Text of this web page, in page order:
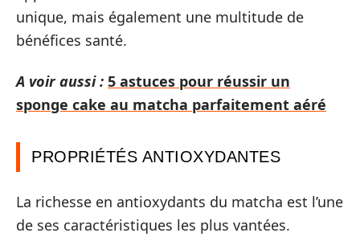
unique, mais également une multitude de
bénéfices santé.
A voir aussi : 5 astuces pour réussir un
sponge cake au matcha parfaitement aéré
PROPRIÉTÉS ANTIOXYDANTES
La richesse en antioxydants du matcha est l’une
de ses caractéristiques les plus vantées.